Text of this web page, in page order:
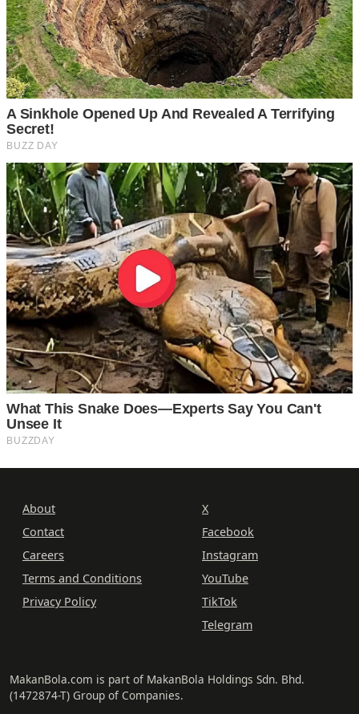
About
Contact
Careers
Terms and Conditions
Privacy Policy
X
Facebook
Instagram
YouTube
TikTok
Telegram
MakanBola.com is part of MakanBola Holdings Sdn. Bhd.
(1472874-T) Group of Companies.